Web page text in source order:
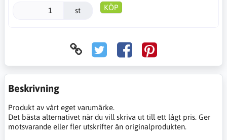
st KÖP
Beskrivning
Produkt av vårt eget varumärke.
Det bästa alternativet när du vill skriva ut till ett lågt pris. Ger
motsvarande eller fler utskrifter än originalprodukten.